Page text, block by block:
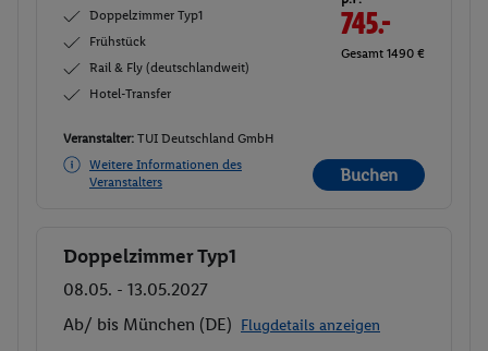
Doppelzimmer Typ1
Frühstück
Rail & Fly (deutschlandweit)
Hotel-Transfer
745.-
Gesamt 1490 €
Veranstalter: TUI Deutschland GmbH
Weitere Informationen des
Veranstalters
Buchen
Buchen
Doppelzimmer Typ1
08.05. - 13.05.2027
Ab/ bis München (DE) Flugdetails anzeigen